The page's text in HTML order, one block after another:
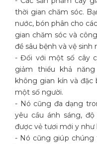
thời gian chăm sóc.
nước, bón phân cho
gian chăm sóc và
đề sâu bệnh và vệ
- Đối với một số cây
giảm thiểu khả
không gian kín và
một số người.
- Nó cũng đa dạng
yêu cầu ánh sáng,
được vẻ tươi mới y như
- Nó cũng giúp chúng